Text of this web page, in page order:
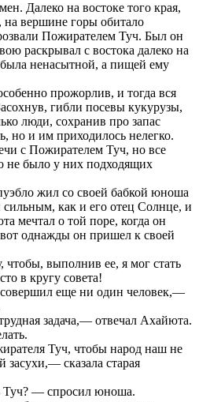
Далеко на востоке того края,
вершине горы обитало
Пожирателем Туч. Был он
раскрывал с востока далеко на
ненасытной, а пищей ему
прожорлив, и тогда вся
гибли посевы кукурузы,
люди, сохранив про запас
но и им приходилось нелегко.
с Пожирателем Туч, но все
не было у них подходящих
жил со своей бабкой юноша
как и его отец Солнце, и
мечтал о той поре, когда он
однажды он пришел к своей
выполнив ее, я мог стать
в кругу совета!
еще ни один человек,—
задача,— отвечал Ахайюта.
Туч, чтобы народ наш не
засухи,— сказала старая
— спросил юноша.